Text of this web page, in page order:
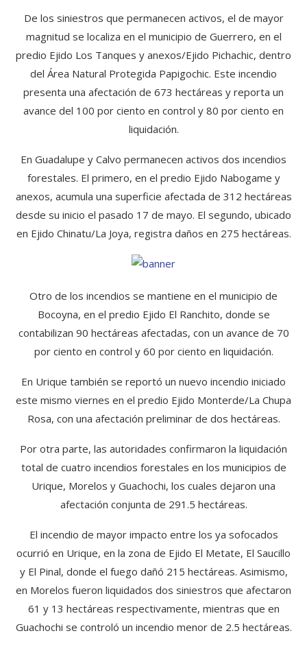
De los siniestros que permanecen activos, el de mayor
magnitud se localiza en el municipio de Guerrero, en el
predio Ejido Los Tanques y anexos/Ejido Pichachic, dentro
del Área Natural Protegida Papigochic. Este incendio
presenta una afectación de 673 hectáreas y reporta un
avance del 100 por ciento en control y 80 por ciento en
liquidación.
En Guadalupe y Calvo permanecen activos dos incendios
forestales. El primero, en el predio Ejido Nabogame y
anexos, acumula una superficie afectada de 312 hectáreas
desde su inicio el pasado 17 de mayo. El segundo, ubicado
en Ejido Chinatu/La Joya, registra daños en 275 hectáreas.
Otro de los incendios se mantiene en el municipio de
Bocoyna, en el predio Ejido El Ranchito, donde se
contabilizan 90 hectáreas afectadas, con un avance de 70
por ciento en control y 60 por ciento en liquidación.
En Urique también se reportó un nuevo incendio iniciado
este mismo viernes en el predio Ejido Monterde/La Chupa
Rosa, con una afectación preliminar de dos hectáreas.
Por otra parte, las autoridades confirmaron la liquidación
total de cuatro incendios forestales en los municipios de
Urique, Morelos y Guachochi, los cuales dejaron una
afectación conjunta de 291.5 hectáreas.
El incendio de mayor impacto entre los ya sofocados
ocurrió en Urique, en la zona de Ejido El Metate, El Saucillo
y El Pinal, donde el fuego dañó 215 hectáreas. Asimismo,
en Morelos fueron liquidados dos siniestros que afectaron
61 y 13 hectáreas respectivamente, mientras que en
Guachochi se controló un incendio menor de 2.5 hectáreas.